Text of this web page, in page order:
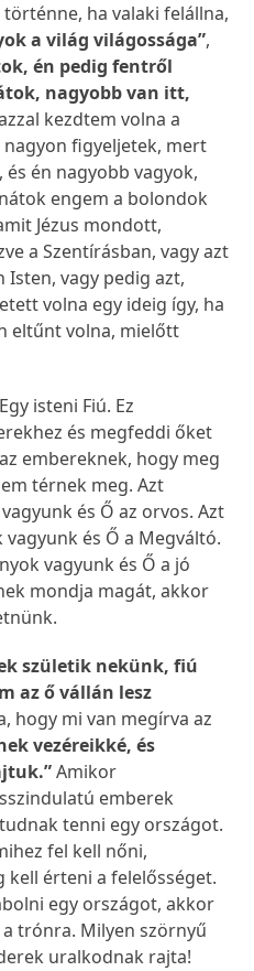
ha valaki felállna,
a világ világossága”,
én pedig fentről
nagyobb van itt,
kezdtem volna a
figyeljetek, mert
én nagyobb vagyok,
engem a bolondok
Jézus mondott,
a Szentírásban, vagy azt
Isten, vagy pedig azt,
volna egy ideig így, ha
eltűnt volna, mielőtt
Egy isteni Fiú. Ez
és megfeddi őket
embereknek, hogy meg
térnek meg. Azt
és Ő az orvos. Azt
és Ő a Megváltó.
vagyunk és Ő a jó
mondja magát, akkor
születik nekünk, fiú
az ő vállán lesz
hogy mi van megírva az
vezéreikké, és
Amikor
emberek
tenni egy országot.
fel kell nőni,
kell érteni a felelősséget.
egy országot, akkor
trónra. Milyen szörnyű
uralkodnak rajta!